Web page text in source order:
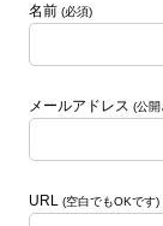
名前 (必須)
メールアドレス (公開
URL (空白でもOKです)